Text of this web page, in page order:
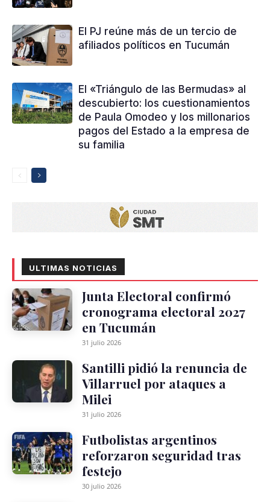
El PJ reúne más de un tercio de
afiliados políticos en Tucumán
El «Triángulo de las Bermudas» al
descubierto: los cuestionamientos
de Paula Omodeo y los millonarios
pagos del Estado a la empresa de
su familia
ULTIMAS NOTICIAS
Junta Electoral confirmó
cronograma electoral 2027
en Tucumán
31 julio 2026
Santilli pidió la renuncia de
Villarruel por ataques a
Milei
31 julio 2026
Futbolistas argentinos
reforzaron seguridad tras
festejo
30 julio 2026